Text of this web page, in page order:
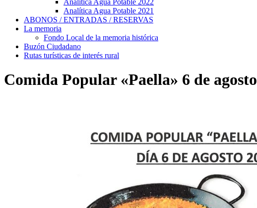
Analítica Agua Potable 2022
Analítica Agua Potable 2021
ABONOS / ENTRADAS / RESERVAS
La memoria
Fondo Local de la memoria histórica
Buzón Ciudadano
Rutas turísticas de interés rural
Comida Popular «Paella» 6 de agosto